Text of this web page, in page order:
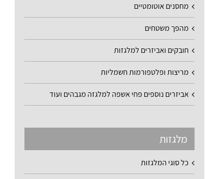
מחסנים אוטומטיים
מהפך משטחים
חובקים ואביזרים למלגזות
מריצות ופלטפורמות חשמליות
אביזרים נוספים פחי אשפה למלגזה מגבהים ועוד
מלגזות
כל סוגי המלגזות